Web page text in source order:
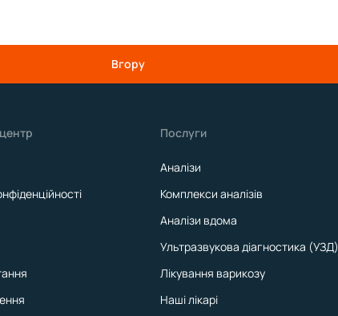
Вгору
Послуги
Аналізи
Комплекси аналізів
Аналізи вдома
Ультразвукова діагностика (УЗД)
Лікування варикозу
Наші лікарі